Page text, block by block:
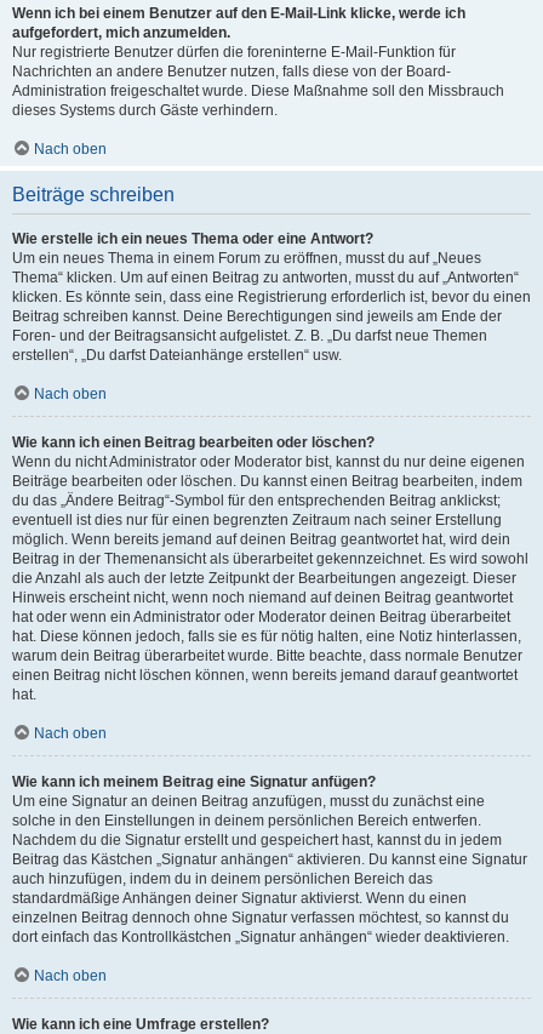
Wenn ich bei einem Benutzer auf den E-Mail-Link klicke, werde ich
aufgefordert, mich anzumelden.
Nur registrierte Benutzer dürfen die foreninterne E-Mail-Funktion für
Nachrichten an andere Benutzer nutzen, falls diese von der Board-
Administration freigeschaltet wurde. Diese Maßnahme soll den Missbrauch
dieses Systems durch Gäste verhindern.
Nach oben
Beiträge schreiben
Wie erstelle ich ein neues Thema oder eine Antwort?
Um ein neues Thema in einem Forum zu eröffnen, musst du auf „Neues
Thema“ klicken. Um auf einen Beitrag zu antworten, musst du auf „Antworten“
klicken. Es könnte sein, dass eine Registrierung erforderlich ist, bevor du einen
Beitrag schreiben kannst. Deine Berechtigungen sind jeweils am Ende der
Foren- und der Beitragsansicht aufgelistet. Z. B. „Du darfst neue Themen
erstellen“, „Du darfst Dateianhänge erstellen“ usw.
Nach oben
Wie kann ich einen Beitrag bearbeiten oder löschen?
Wenn du nicht Administrator oder Moderator bist, kannst du nur deine eigenen
Beiträge bearbeiten oder löschen. Du kannst einen Beitrag bearbeiten, indem
du das „Ändere Beitrag“-Symbol für den entsprechenden Beitrag anklickst;
eventuell ist dies nur für einen begrenzten Zeitraum nach seiner Erstellung
möglich. Wenn bereits jemand auf deinen Beitrag geantwortet hat, wird dein
Beitrag in der Themenansicht als überarbeitet gekennzeichnet. Es wird sowohl
die Anzahl als auch der letzte Zeitpunkt der Bearbeitungen angezeigt. Dieser
Hinweis erscheint nicht, wenn noch niemand auf deinen Beitrag geantwortet
hat oder wenn ein Administrator oder Moderator deinen Beitrag überarbeitet
hat. Diese können jedoch, falls sie es für nötig halten, eine Notiz hinterlassen,
warum dein Beitrag überarbeitet wurde. Bitte beachte, dass normale Benutzer
einen Beitrag nicht löschen können, wenn bereits jemand darauf geantwortet
hat.
Nach oben
Wie kann ich meinem Beitrag eine Signatur anfügen?
Um eine Signatur an deinen Beitrag anzufügen, musst du zunächst eine
solche in den Einstellungen in deinem persönlichen Bereich entwerfen.
Nachdem du die Signatur erstellt und gespeichert hast, kannst du in jedem
Beitrag das Kästchen „Signatur anhängen“ aktivieren. Du kannst eine Signatur
auch hinzufügen, indem du in deinem persönlichen Bereich das
standardmäßige Anhängen deiner Signatur aktivierst. Wenn du einen
einzelnen Beitrag dennoch ohne Signatur verfassen möchtest, so kannst du
dort einfach das Kontrollkästchen „Signatur anhängen“ wieder deaktivieren.
Nach oben
Wie kann ich eine Umfrage erstellen?